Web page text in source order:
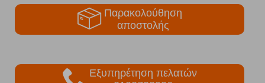
Παρακολούθηση
αποστολής
Εξυπηρέτηση πελατών